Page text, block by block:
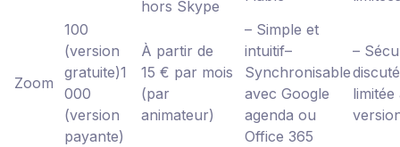
hors Skype
Zoom
100
(version
gratuite)1
000
(version
payante)
À partir de
15 € par mois
(par
animateur)
– Simple et
intuitif–
Synchronisable
avec Google
agenda ou
Office 365
–